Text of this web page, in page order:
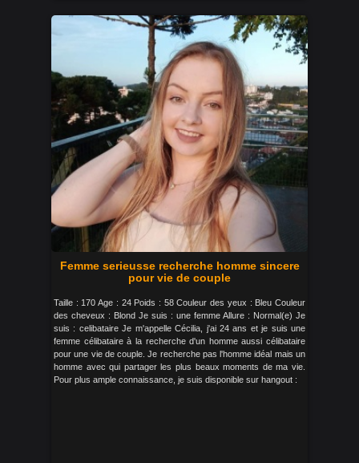
Femme serieusse recherche homme sincere
pour vie de couple
Taille : 170 Age : 24 Poids : 58 Couleur des yeux : Bleu Couleur
des cheveux : Blond Je suis : une femme Allure : Normal(e) Je
suis : celibataire Je m'appelle Cécilia, j'ai 24 ans et je suis une
femme célibataire à la recherche d'un homme aussi célibataire
pour une vie de couple. Je recherche pas l'homme idéal mais un
homme avec qui partager les plus beaux moments de ma vie.
Pour plus ample connaissance, je suis disponible sur hangout :